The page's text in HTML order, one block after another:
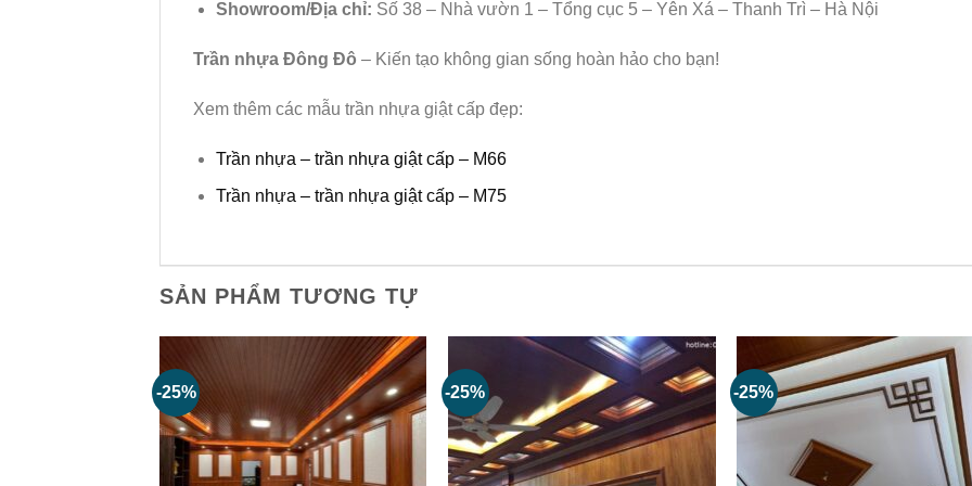
Showroom/Địa chỉ: Số 38 – Nhà vườn 1 – Tổng cục 5 – Yên Xá – Thanh Trì – Hà Nội
Trần nhựa Đông Đô – Kiến tạo không gian sống hoàn hảo cho bạn!
Xem thêm các mẫu trần nhựa giật cấp đẹp:
Trần nhựa – trần nhựa giật cấp – M66
Trần nhựa – trần nhựa giật cấp – M75
SẢN PHẨM TƯƠNG TỰ
-25% -25% -25%